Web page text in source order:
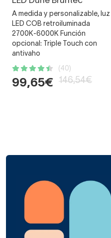
A medida y personalizable, luz
LED COB retroiluminada
2700K-6000K Función
opcional: Triple Touch con
antivaho
(40)
99,65€ 146,54€